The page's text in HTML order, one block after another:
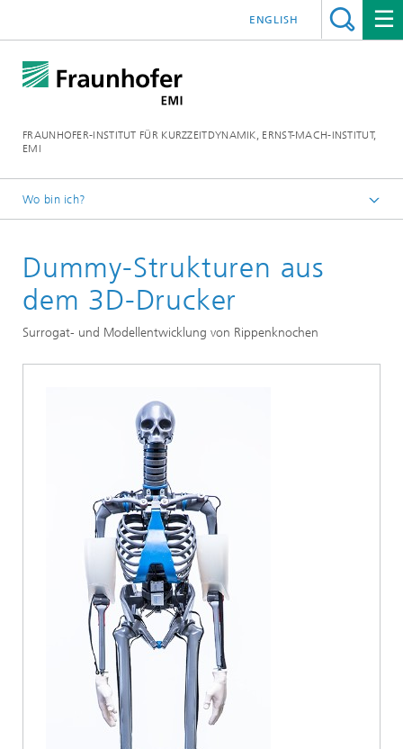
FRAUNHOFER-INSTITUT FÜR KURZZEITDYNAMIK, ERNST-MACH-INSTITUT,
EMI
ENGLISH
Wo bin ich?
Dummy-Strukturen aus
dem 3D-Drucker
Surrogat- und Modellentwicklung von Rippenknochen